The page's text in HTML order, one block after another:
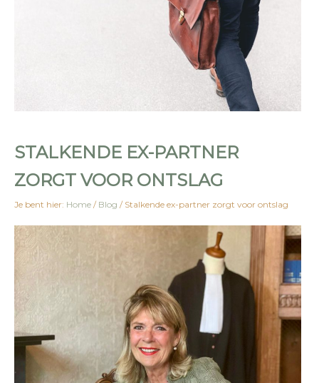
STALKENDE EX-PARTNER
ZORGT VOOR ONTSLAG
Je bent hier: Home / Blog /Stalkende ex-partner zorgt voor ontslag